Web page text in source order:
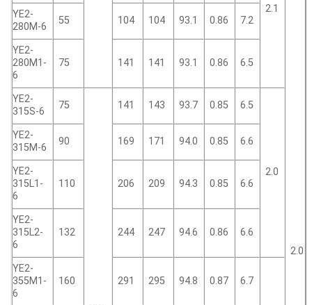
2.1
2.0
YE2-
280M-6
55 104 104 93.1 0.86 7.2
YE2-
280M1-
6
75 141 141 93.1 0.86 6.5
YE2-
315S-6
75 141 143 93.7 0.85 6.5
2.0
YE2-
315M-6
90 169 171 94.0 0.85 6.6
YE2-
315L1-
6
110 206 209 94.3 0.85 6.6
YE2-
315L2-
6
132 244 247 94.6 0.86 6.6
YE2-
355M1-
6
160 291 295 94.8 0.87 6.7